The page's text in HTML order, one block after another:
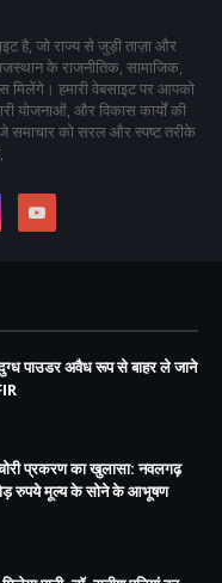
है, जो राज्य से जुड़ी ताज़ा और
के राजनीतिक, सामाजिक,
मिलेंगे। हमारी वेबसाइट पर आपको
योजनाओं, और विकास कार्यों की
समाचार को सरल और स्पष्ट तरीके
पाउडर अवैध रूप से बाहर ले जाने
प्रकरण का खुलासा: नवलगढ़
रुपये मूल्य के सोने के आभूषण